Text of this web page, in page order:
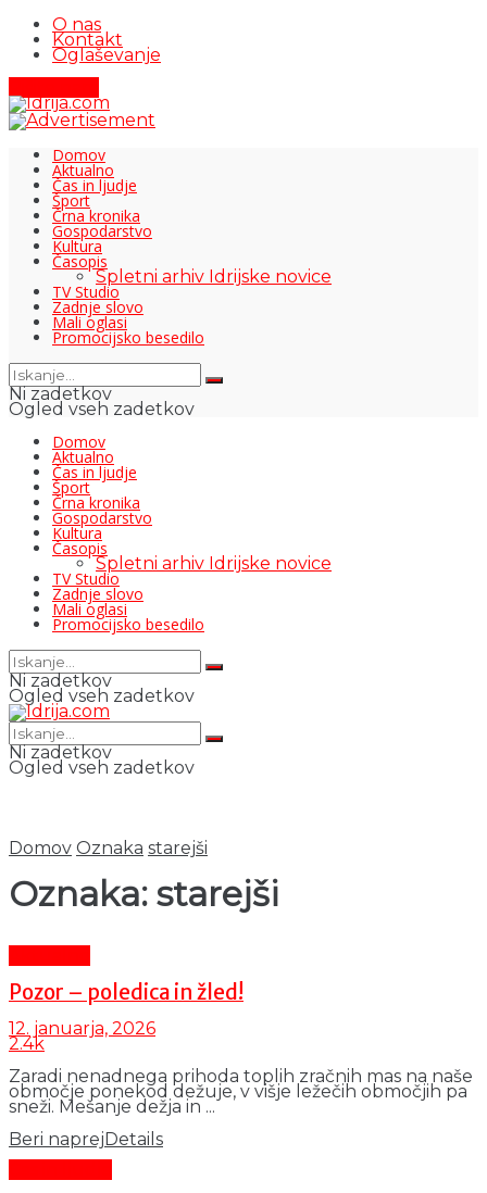
O nas
Kontakt
Oglaševanje
Domov
Aktualno
Čas in ljudje
Šport
Črna kronika
Gospodarstvo
Kultura
Časopis
Spletni arhiv Idrijske novice
TV Studio
Zadnje slovo
Mali oglasi
Promocijsko besedilo
Ni zadetkov
Ogled vseh zadetkov
Domov
Aktualno
Čas in ljudje
Šport
Črna kronika
Gospodarstvo
Kultura
Časopis
Spletni arhiv Idrijske novice
TV Studio
Zadnje slovo
Mali oglasi
Promocijsko besedilo
Ni zadetkov
Ogled vseh zadetkov
Ni zadetkov
Ogled vseh zadetkov
Domov Oznaka starejši
Oznaka: starejši
Pozor – poledica in žled!
12. januarja, 2026
2.4k
Zaradi nenadnega prihoda toplih zračnih mas na naše
območje ponekod dežuje, v višje ležečih območjih pa
sneži. Mešanje dežja in ...
Beri naprej Details